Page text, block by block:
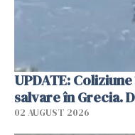
UPDATE:
salvare în Grecia.
02 AUGUST 2026